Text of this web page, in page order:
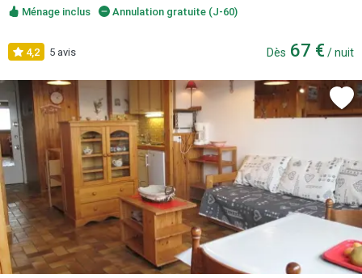
Ménage inclus Annulation gratuite (J-60)
4,2 5 avis Dès 67 € / nuit